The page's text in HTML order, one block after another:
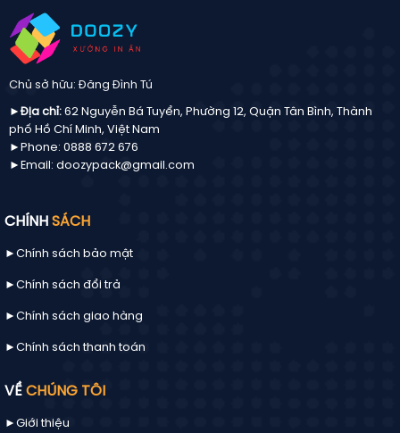
Chủ sở hữu: Đăng Đình Tú
►Địa chỉ: 62 Nguyễn Bá Tuyển, Phường 12, Quận Tân Bình, Thành
phố Hồ Chí Minh, Việt Nam
►Phone: 0888 672 676
►Email: doozypack@gmail.com
CHÍNH SÁCH
►Chính sách bảo mật
►Chính sách đổi trả
►Chính sách giao hàng
►Chính sách thanh toán
VỀ CHÚNG TÔI
►Giới thiệu